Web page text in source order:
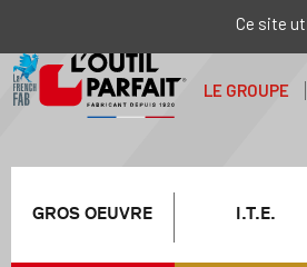
LE GROUPE
GROS OEUVRE I.T.E.
Ce site